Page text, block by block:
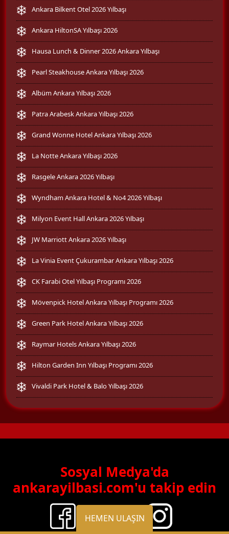
HEMEN ULAŞIN
Ankara Bilkent Otel 2026 Yılbaşı
Ankara HiltonSA Yılbaşı 2026
Hausa Lunch & Dinner 2026 Ankara Yılbaşı
Pearl Steakhouse Ankara Yılbaşı 2026
Albüm Ankara Yılbaşı 2026
Patra Arabesk Ankara Yılbaşı 2026
Grand Wonne Hotel Ankara Yılbaşı 2026
La Notte Ankara Yılbaşı 2026
Rasgele Ankara 2026 Yılbaşı
Wyndham Ankara Hotel & No4 2026 Yılbaşı
Milyon Event Hall Ankara 2026 Yılbaşı
JW Marriott Ankara 2026 Yılbaşı
La Vinia Event Çukurambar Ankara Yılbaşı 2026
CK Farabi Otel Yılbaşı Programı 2026
Mövenpick Hotel Ankara Yılbaşı Programı 2026
Green Park Hotel Ankara Yılbaşı 2026
Raymar Hotels Ankara Yılbaşı 2026
Hilton Garden Inn Yılbaşı Programı 2026
Vivaldi Park Hotel & Balo Yılbaşı 2026
Sosyal Medya'da
ankarayilbasi.com'u takip edin